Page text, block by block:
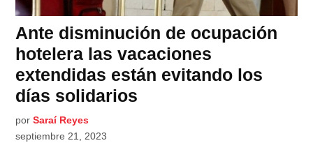
Ante disminución de ocupación
hotelera las vacaciones
extendidas están evitando los
días solidarios
por Saraí Reyes
septiembre 21, 2023